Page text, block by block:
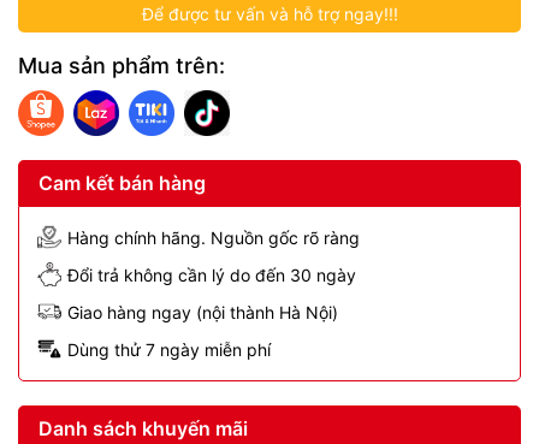
Để được tư vấn và hỗ trợ ngay!!!
Mua sản phẩm trên:
Cam kết bán hàng
Hàng chính hãng. Nguồn gốc rõ ràng
Đổi trả không cần lý do đến 30 ngày
Giao hàng ngay (nội thành Hà Nội)
Dùng thử 7 ngày miễn phí
Danh sách khuyến mãi